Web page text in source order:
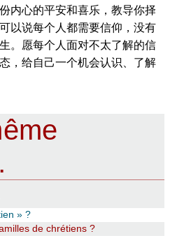
内心的平安和喜乐，教导你择
以说每个人都需要信仰，没有
。愿每个人面对不太了解的信
，给自己一个机会认识、了解
» ?
de chrétiens ?